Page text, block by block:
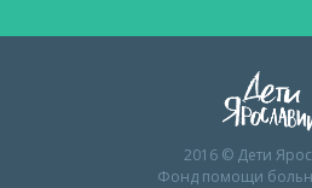
2016 © Дети
Фонд помощи